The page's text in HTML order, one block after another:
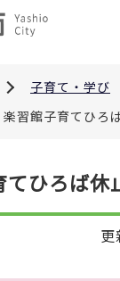
子育て・学び
楽習館子育てひろ
てひろば休